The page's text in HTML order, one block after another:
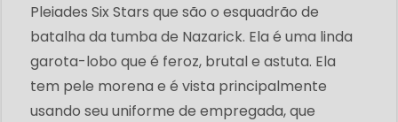
Pleiades Six Stars que são o esquadrão de
batalha da tumba de Nazarick. Ela é uma linda
garota-lobo que é feroz, brutal e astuta. Ela
tem pele morena e é vista principalmente
usando seu uniforme de empregada, que